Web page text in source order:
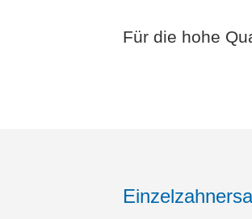
Für die hohe